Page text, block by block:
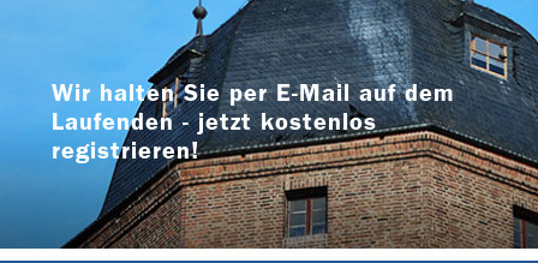
Wir halten Sie per E-Mail auf dem
Laufenden - jetzt kostenlos
registrieren!